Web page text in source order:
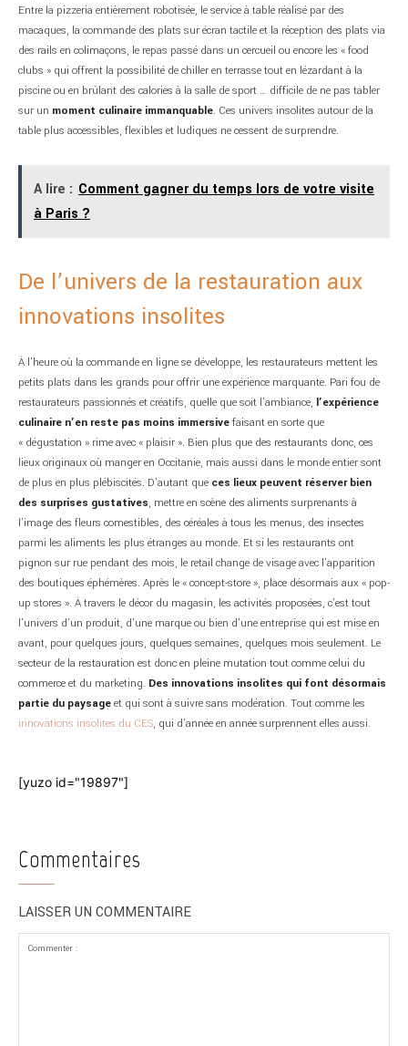
Entre la pizzeria entièrement robotisée, le service à table réalisé par des
macaques, la commande des plats sur écran tactile et la réception des plats via
des rails en colimaçons, le repas passé dans un cercueil ou encore les « food
clubs » qui offrent la possibilité de chiller en terrasse tout en lézardant à la
piscine ou en brûlant des calories à la salle de sport … difficile de ne pas tabler
sur un moment culinaire immanquable. Ces univers insolites autour de la
table plus accessibles, flexibles et ludiques ne cessent de surprendre.
A lire : Comment gagner du temps lors de votre visite
à Paris ?
De l’univers de la restauration aux
innovations insolites
À l’heure où la commande en ligne se développe, les restaurateurs mettent les
petits plats dans les grands pour offrir une expérience marquante. Pari fou de
restaurateurs passionnés et créatifs, quelle que soit l’ambiance, l’expérience
culinaire n’en reste pas moins immersivefaisant en sorte que
« dégustation » rime avec « plaisir ». Bien plus que des restaurants donc, ces
lieux originaux où manger en Occitanie, mais aussi dans le monde entier sont
de plus en plus plébiscités. D’autant que ces lieux peuvent réserver bien
des surprises gustatives, mettre en scène des aliments surprenants à
l’image des fleurs comestibles, des céréales à tous les menus, des insectes
parmi les aliments les plus étranges au monde. Et si les restaurants ont
pignon sur rue pendant des mois, le retail change de visage avec l’apparition
des boutiques éphémères. Après le « concept-store », place désormais aux « pop-
up stores ». À travers le décor du magasin, les activités proposées, c’est tout
l’univers d’un produit, d’une marque ou bien d’une entreprise qui est mise en
avant, pour quelques jours, quelques semaines, quelques mois seulement. Le
secteur de la restauration est donc en pleine mutation tout comme celui du
commerce et du marketing. Des innovations insolites qui font désormais
partie du paysageet qui sont à suivre sans modération. Tout comme les
innovations insolites du CES, qui d’année en année surprennent elles aussi.
[yuzo id="19897"]
Commentaires
LAISSER UN COMMENTAIRE